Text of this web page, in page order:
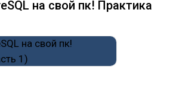
на свой пк! Практика